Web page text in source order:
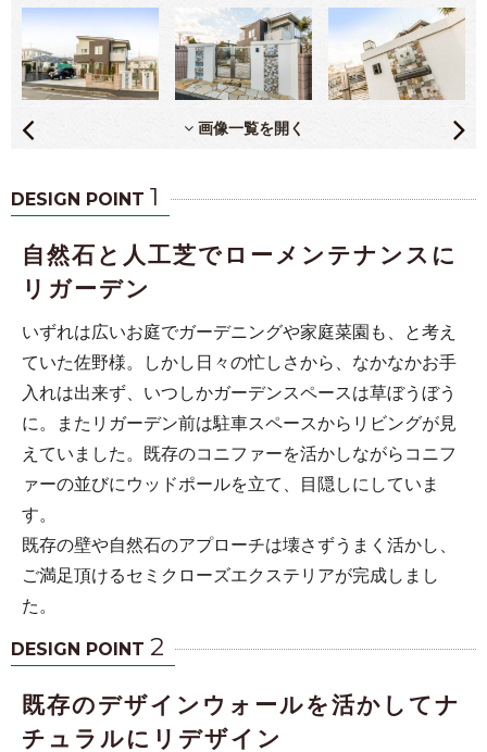
画像一覧を開く
DESIGN POINT 1
自然石と人工芝でローメンテナンスに
リガーデン
いずれは広いお庭でガーデニングや家庭菜園も、と考え
ていた佐野様。しかし日々の忙しさから、なかなかお手
入れは出来ず、いつしかガーデンスペースは草ぼうぼう
に。またリガーデン前は駐車スペースからリビングが見
えていました。既存のコニファーを活かしながらコニフ
ァーの並びにウッドポールを立て、目隠しにしていま
す。
既存の壁や自然石のアプローチは壊さずうまく活かし、
ご満足頂けるセミクローズエクステリアが完成しまし
た。
DESIGN POINT 2
既存のデザインウォールを活かしてナ
チュラルにリデザイン